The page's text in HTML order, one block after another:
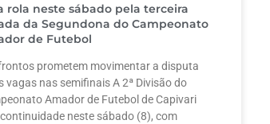
rola neste sábado pela terceira
da Segundona do Campeonato
de Futebol
prometem movimentar a disputa
vagas nas semifinais A 2ª Divisão do
Amador de Futebol de Capivari
neste sábado (8), com